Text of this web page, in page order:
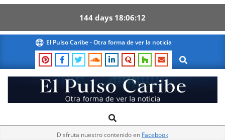
144 days 18 06 12
content
El Pulso Caribe - Otra forma de ver la noticia
Search
El
Pulso
Navigation
Search
Disfruta nuestro contenido en Facebook